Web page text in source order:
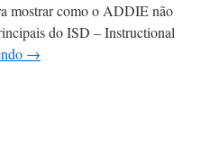
mostrar como o ADDIE não
do ISD – Instructional
→